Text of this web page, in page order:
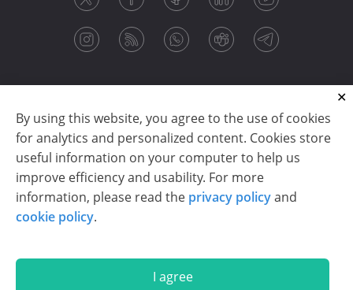
By using this website, you agree to the use of cookies
for analytics and personalized content. Cookies store
useful information on your computer to help us
improve efficiency and usability. For more
information, please read the privacy policyand
cookie policy.
I agree
Copyright © 2003-2026 CloudReports sp. z o.o. (dba
Stimulsoft). All rights reserved.
En De